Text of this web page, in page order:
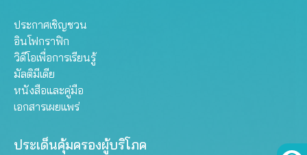
ประกาศเชิญชวน
อินโฟกราฟิก
วิดีโอเพื่อการเรียนรู้
มัลติมีเดีย
หนังสือและคู่มือ
เอกสารเผยแพร่
ประเด็นคุ้มครองผู้บริโภค